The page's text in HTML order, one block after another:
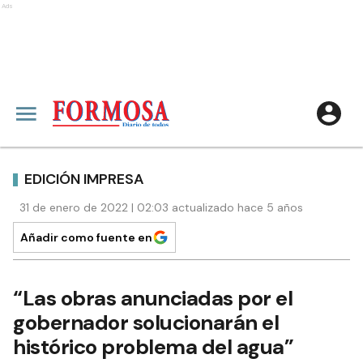
Ads
EDICIÓN IMPRESA
31 de enero de 2022 | 02:03 actualizado hace 5 años
Añadir como fuente en
“Las obras anunciadas por el
gobernador solucionarán el
histórico problema del agua”